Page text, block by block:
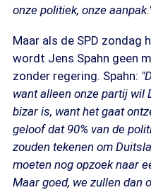
onze politiek, onze
Maar als de SPD
wordt Jens Spahn geen
zonder regering. Spahn:
want alleen onze partij wil
bizar is, want het gaat
geloof dat 90% van de
zouden tekenen om
moeten nog opzoek naar
Maar goed, we zullen dan